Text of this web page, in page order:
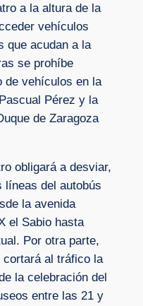
a la altura de la
vehículos
que acudan a la
se prohíbe
de vehículos en la
Pérez y la
de Zaragoza
obligará a desviar,
líneas del autobús
la avenida
el Sabio hasta
Por otra parte,
cortará al tráfico la
la celebración del
entre las 21 y